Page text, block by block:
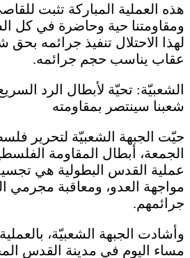
هذه العملية المباركة تثبت
ومقاومتنا حية وحاضرة في كل
لهذا الاحتلال تنفيذ جرائمه بحق
عقاب يناسب حجم جرائمه.
الشعبيّة: تحيّة لأبطال الرد
شعبنا سينتصر بمقاومته
حيّت الجبهة الشعبيّة لتحرير
الجمعة، أبطال المقاومة
عملية القدس البطولية هي
مواجهة العدو، ومعاقبة مجرمي
جرائمهم.
وأشادت الجبهة الشعبيّة،